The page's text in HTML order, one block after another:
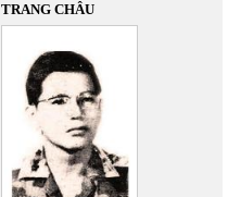
TRANG CHÂU